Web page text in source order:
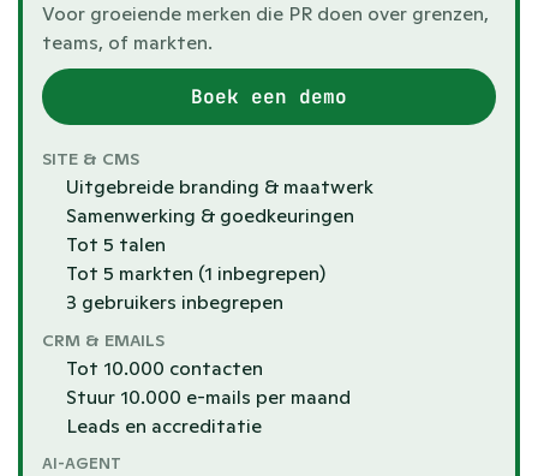
Voor groeiende merken die PR doen over grenzen,
teams, of markten.
Boek een demo
SITE & CMS
Uitgebreide branding & maatwerk
Samenwerking & goedkeuringen
Tot 5 talen
Tot 5 markten (1 inbegrepen)
3 gebruikers inbegrepen
CRM & EMAILS
Tot 10.000 contacten
Stuur 10.000 e-mails per maand
Leads en accreditatie
AI-AGENT